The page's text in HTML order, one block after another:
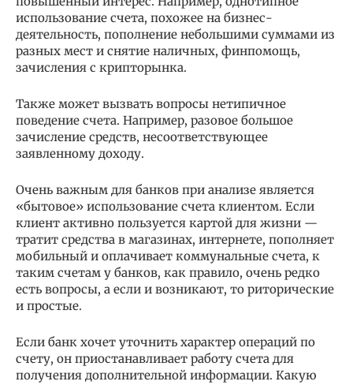
использование счета, похожее на бизнес-
деятельность, пополнение небольшими суммами из
разных мест и снятие наличных, финпомощь,
зачисления с крипторынка.
Также может вызвать вопросы нетипичное
поведение счета. Например, разовое большое
зачисление средств, несоответствующее
заявленному доходу.
Очень важным для банков при анализе является
«бытовое» использование счета клиентом. Если
клиент активно пользуется картой для жизни —
тратит средства в магазинах, интернете, пополняет
мобильный и оплачивает коммунальные счета, к
таким счетам у банков, как правило, очень редко
есть вопросы, а если и возникают, то риторические
и простые.
Если банк хочет уточнить характер операций по
счету, он приостанавливает работу счета для
получения дополнительной информации. Какую